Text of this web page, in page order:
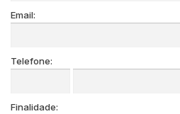
Email:
Telefone:
Finalidade: